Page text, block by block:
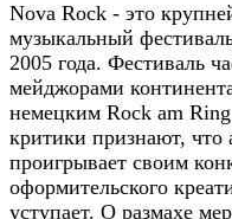
Nova Rock - это
музыкальный
2005 года. Фестиваль
мейджорами
немецким Rock am
критики признают, что
проигрывает своим
оформительского
уступает. О размахе